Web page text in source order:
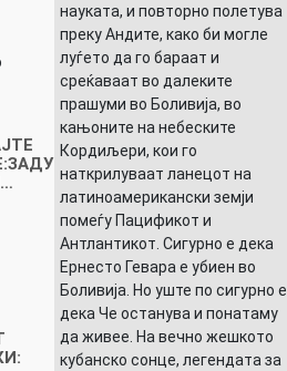
науката, и повторно полетува
преку Андите, како би могле
луѓето да го бараат и
среќаваат во далеките
прашуми во Боливија, во
кањоните на небеските
Кордиљери, кои го
наткрилуваат ланецот на
латиноамерикански земји
помеѓу Пацификот и
Антлантикот. Сигурно е дека
Ернесто Гевара е убиен во
Боливија. Но уште по сигурно е
дека Че останува и понатаму
да живее. На вечно жешкото
кубанско сонце, легендата за